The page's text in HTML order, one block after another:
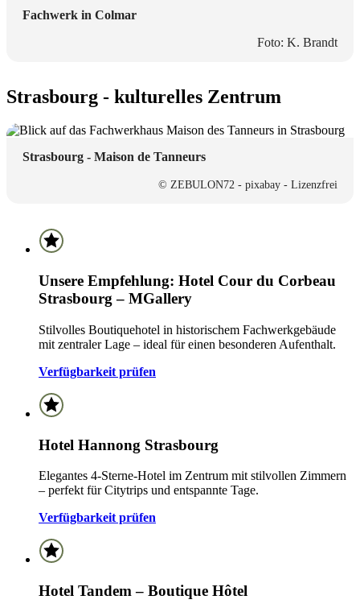
Fachwerk in Colmar
Foto: K. Brandt
Strasbourg - kulturelles Zentrum
Strasbourg - Maison de Tanneurs
© ZEBULON72 - pixabay - Lizenzfrei
Unsere Empfehlung: Hotel Cour du Corbeau
Strasbourg – MGallery
Stilvolles Boutiquehotel in historischem Fachwerkgebäude
mit zentraler Lage – ideal für einen besonderen Aufenthalt.
Verfügbarkeit prüfen
Hotel Hannong Strasbourg
Elegantes 4-Sterne-Hotel im Zentrum mit stilvollen Zimmern
– perfekt für Citytrips und entspannte Tage.
Verfügbarkeit prüfen
Hotel Tandem – Boutique Hôtel